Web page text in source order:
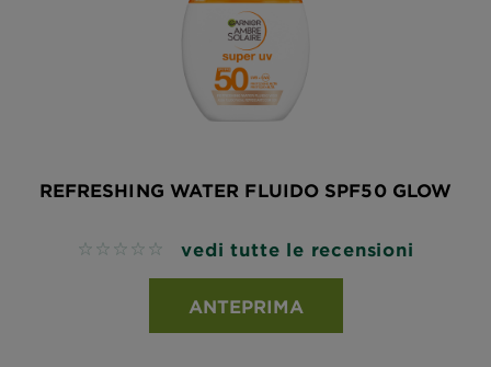
REFRESHING WATER FLUIDO SPF50 GLOW
No reviews vedi tutte le recensioni
ANTEPRIMA